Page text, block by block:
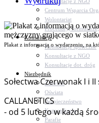
Centrum Wsparcia
Wolontariat
Procedury,
Konsultacje
Konsultacje społeczne
Konsultacje z NGO
Konsultacje dot. dróg
Niezbędnik
Zdrowie
Oświata
Bezpieczeństwo
Komunikacja
Parafie
Plakat z informacją o wydarzeniu, na
Sołectwa Czerwonak I i
CALLANETICS
- od 5 lutego w każdą